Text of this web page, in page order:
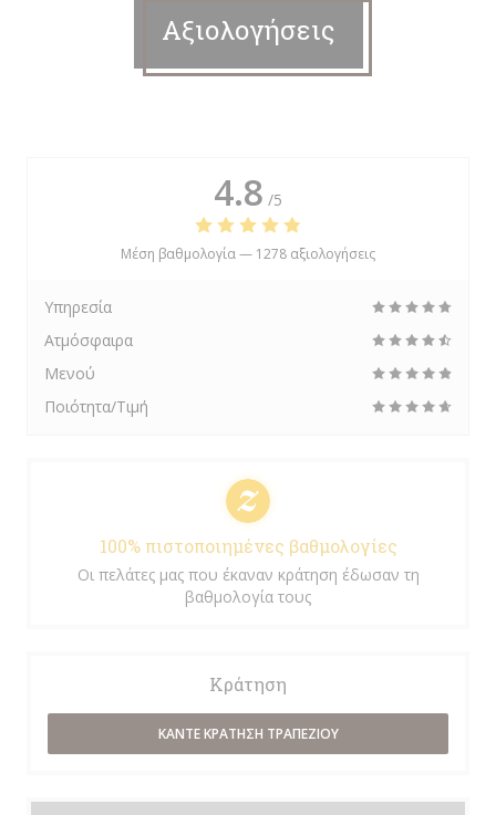
Αξιολογήσεις
4.8 /5
Μέση βαθμολογία — 1278 αξιολογήσεις
Υπηρεσία
Ατμόσφαιρα
Μενού
Ποιότητα/Τιμή
100% πιστοποιημένες βαθμολογίες
Οι πελάτες μας που έκαναν κράτηση έδωσαν τη
βαθμολογία τους
Κράτηση
ΚΆΝΤΕ ΚΡΆΤΗΣΗ ΤΡΑΠΕΖΙΟΎ